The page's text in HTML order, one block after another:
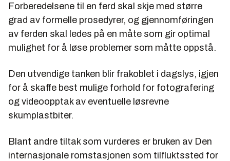
Forberedelsene til en ferd skal skje med større
grad av formelle prosedyrer, og gjennomføringen
av ferden skal ledes på en måte som gir optimal
mulighet for å løse problemer som måtte oppstå.
Den utvendige tanken blir frakoblet i dagslys, igjen
for å skaffe best mulige forhold for fotografering
og videoopptak av eventuelle løsrevne
skumplastbiter.
Blant andre tiltak som vurderes er bruken av Den
internasjonale romstasjonen som tilfluktssted for